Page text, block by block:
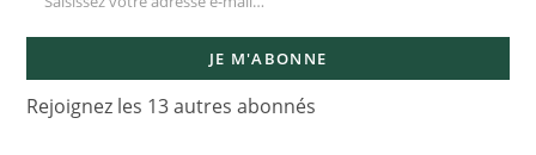
JE M'ABONNE
Rejoignez les 13 autres abonnés